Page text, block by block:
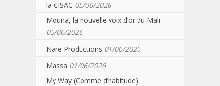
la CISAC 05/06/2026
Mouna, la nouvelle voix d’or du Mali
05/06/2026
Nare Productions 01/06/2026
Massa 01/06/2026
My Way (Comme d’habitude)